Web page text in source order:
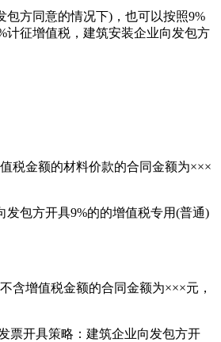
方同意的情况下)，也可以按照9%
计征增值税，建筑安装企业向发包方
税金额的材料价款的合同金额为×××
包方开具9%的的增值税专用(普通)
增值税金额的合同金额为×××元，
票开具策略：建筑企业向发包方开